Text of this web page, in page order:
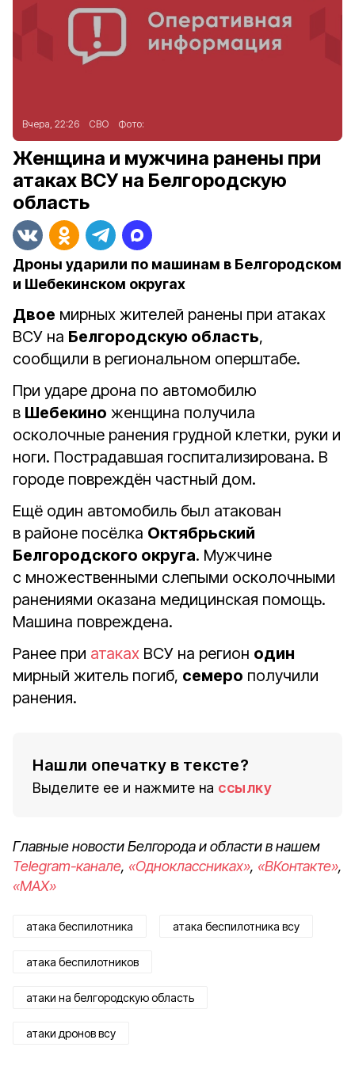
Вчера, 22:26 СВО Фото:
Женщина и мужчина ранены при
атаках ВСУ на Белгородскую
область
Дроны ударили по машинам в Белгородском
и Шебекинском округах
Двое мирных жителей ранены при атаках
ВСУ на Белгородскую область,
сообщили в региональном оперштабе.
При ударе дрона по автомобилю
в Шебекино женщина получила
осколочные ранения грудной клетки, руки и
ноги. Пострадавшая госпитализирована. В
городе повреждён частный дом.
Ещё один автомобиль был атакован
в районе посёлка Октябрьский
Белгородского округа. Мужчине
с множественными слепыми осколочными
ранениями оказана медицинская помощь.
Машина повреждена.
Ранее при атаках ВСУ на регион один
мирный житель погиб, семеро получили
ранения.
Нашли опечатку в тексте?
Выделите ее и нажмите на ссылку
Главные новости Белгорода и области в нашем
Telegram-канале, «Одноклассниках», «ВКонтакте»,
«MAX»
атака беспилотника атака беспилотника всу
атака беспилотников
атаки на белгородскую область
атаки дронов всу